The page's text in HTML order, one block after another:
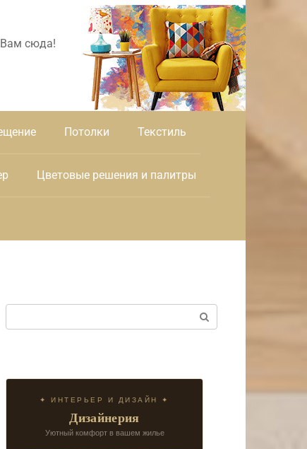
Вам сюда!
Потолки Текстиль
Цветовые решения и палитры
✦ ИНТЕРЬЕР И ДИЗАЙН ✦
Дизайнерия
Уютный комфорт в вашем жилье